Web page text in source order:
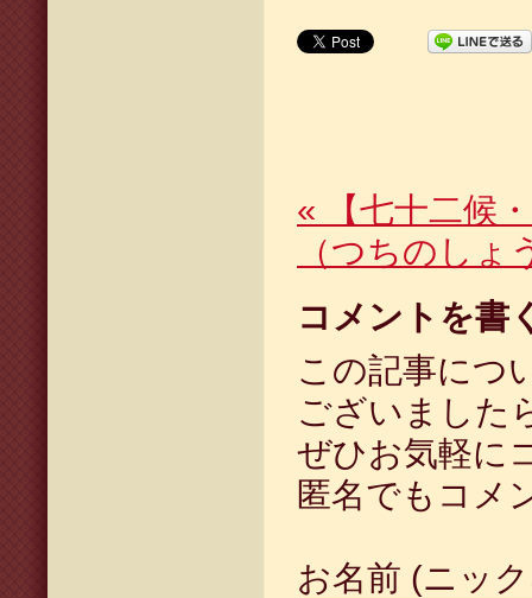
« 【七十二候
（つちのし
コメントを書
この記事につ
ございました
ぜひお気軽に
匿名でもコメ
お名前 (ニッ